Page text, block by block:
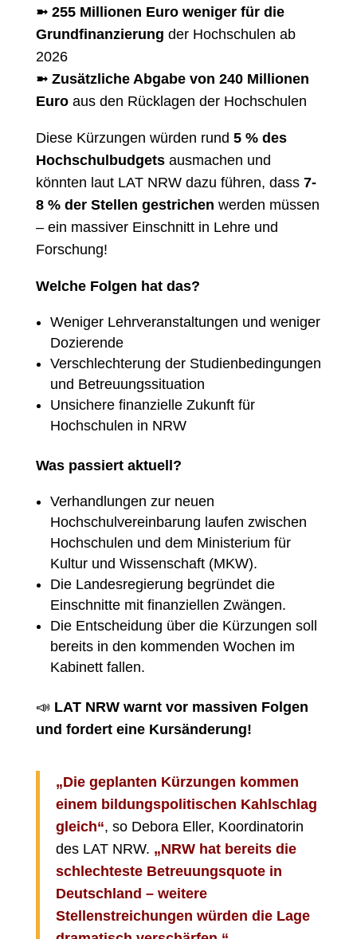
➼ 255 Millionen Euro weniger für die
Grundfinanzierung der Hochschulen ab
2026
➼ Zusätzliche Abgabe von 240 Millionen
Euroaus den Rücklagen der Hochschulen
Diese Kürzungen würden rund 5 % des
Hochschulbudgetsausmachen und
könnten laut LAT NRW dazu führen, dass 7-
8 % der Stellen gestrichen werden müssen
– ein massiver Einschnitt in Lehre und
Forschung!
Welche Folgen hat das?
Weniger Lehrveranstaltungen und weniger
Dozierende
Verschlechterung der Studienbedingungen
und Betreuungssituation
Unsichere finanzielle Zukunft für
Hochschulen in NRW
Was passiert aktuell?
Verhandlungen zur neuen
Hochschulvereinbarung laufen zwischen
Hochschulen und dem Ministerium für
Kultur und Wissenschaft (MKW).
Die Landesregierung begründet die
Einschnitte mit finanziellen Zwängen.
Die Entscheidung über die Kürzungen soll
bereits in den kommenden Wochen im
Kabinett fallen.
📣 LAT NRW warnt vor massiven Folgen
und fordert eine Kursänderung!
„Die geplanten Kürzungen kommen
einem bildungspolitischen Kahlschlag
gleich“, so Debora Eller, Koordinatorin
des LAT NRW. „NRW hat bereits die
schlechteste Betreuungsquote in
Deutschland – weitere
Stellenstreichungen würden die Lage